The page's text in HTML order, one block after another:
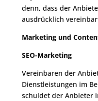
denn, dass der
ausdrücklich
Marketing und
SEO-Marketing
Vereinbaren der
Dienstleistungen im
schuldet der Anbieter